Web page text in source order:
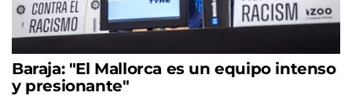
Baraja: "El Mallorca es un equipo intenso
y presionante"